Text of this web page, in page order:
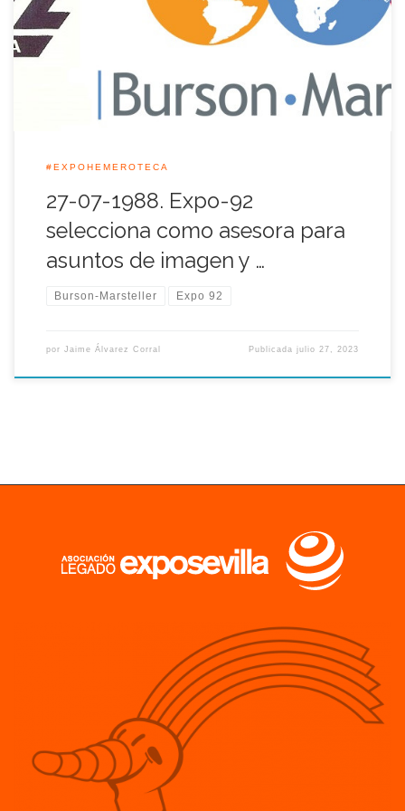
comunicación. La selección se efectuó tras estudiar las
propuestas de colaboración presentadas por las distintas
empresas que previamente habían sido invitadas a ofrecer sus
proyectos y su […]
#EXPOHEMEROTECA
27-07-1988. Expo-92
selecciona como asesora para
asuntos de imagen y …
Burson-Marsteller Expo 92
por Jaime Álvarez Corral Publicadajulio 27, 2023